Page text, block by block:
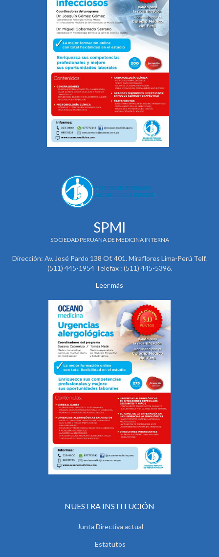
SPMI
SOCIEDAD PERUANA DE MEDICINA INTERNA
Dirección: Av. José Pardo 138 Of. 401. Miraflores Lima-Perú Telf.
(511) 445-1954 Telefax : (511) 445-5396.
Leer más
NUESTRA INSTITUCIÓN
Junta Directiva actual
Estatutos